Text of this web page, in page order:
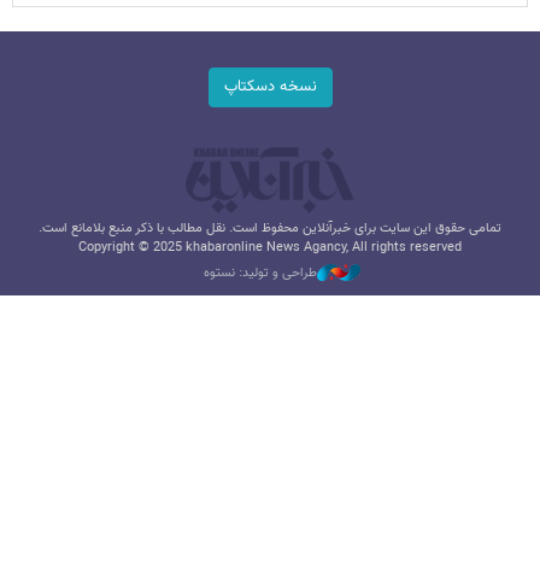
نسخه دسکتاپ
تمامی حقوق این سایت برای خبرآنلاین محفوظ است. نقل مطالب با ذکر منبع بلامانع است.
Copyright © 2025 khabaronline News Agancy, All rights reserved
طراحی و تولید: نستوه